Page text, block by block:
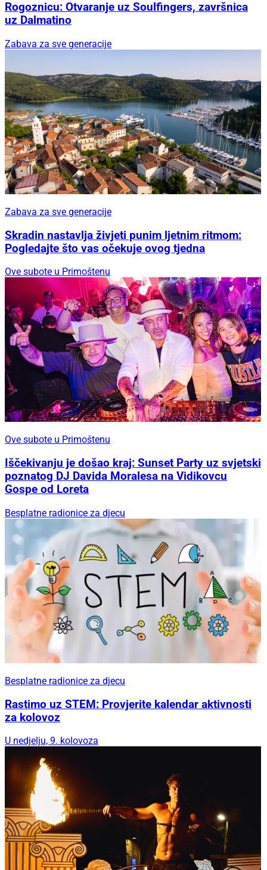
Rogoznicu: Otvaranje uz Soulfingers, završnica
uz Dalmatino
Zabava za sve generacije
Zabava za sve generacije
Skradin nastavlja živjeti punim ljetnim ritmom:
Pogledajte što vas očekuje ovog tjedna
Ove subote u Primoštenu
Ove subote u Primoštenu
Iščekivanju je došao kraj: Sunset Party uz svjetski
poznatog DJ Davida Moralesa na Vidikovcu
Gospe od Loreta
Besplatne radionice za djecu
Besplatne radionice za djecu
Rastimo uz STEM: Provjerite kalendar aktivnosti
za kolovoz
U nedjelju, 9. kolovoza